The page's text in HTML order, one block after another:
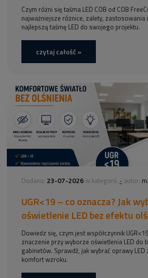
Czym różni się taśma LED COB od COB
najważniejsze różnice, zalety, zastosowania
najlepszą taśmę LED do swojego projektu.
czytaj całość »
Dodano: 23-07-2026 w kategorii: - autor:
UGR<19 – co oznacza? Jak
oświetlenie LED bez efektu
Dowiedz się, czym jest współczynnik
znaczenie przy wyborze oświetlenia LED do
gabinetów. Sprawdź, jak wybrać oprawy LED
komfort wzroku.